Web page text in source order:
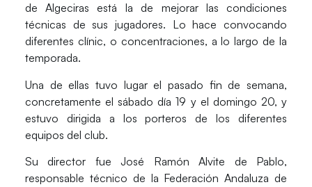
de Algeciras está la de mejorar las condiciones
técnicas de sus jugadores. Lo hace convocando
diferentes clínic, o concentraciones, a lo largo de la
temporada.
Una de ellas tuvo lugar el pasado fin de semana,
concretamente el sábado día 19 y el domingo 20, y
estuvo dirigida a los porteros de los diferentes
equipos del club.
Su director fue José Ramón Alvite de Pablo,
responsable técnico de la Federación Andaluza de